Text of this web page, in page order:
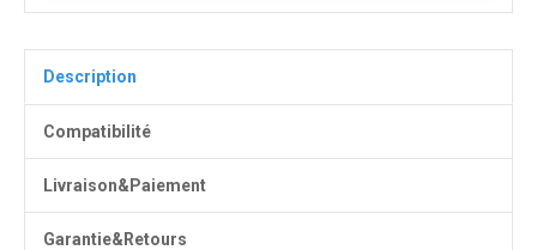
Description
Compatibilité
Livraison&Paiement
Garantie&Retours